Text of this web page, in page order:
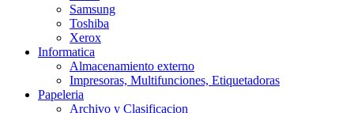
Samsung
Toshiba
Xerox
Informatica
Almacenamiento externo
Impresoras, Multifunciones, Etiquetadoras
Papeleria
Archivo y Clasificacion